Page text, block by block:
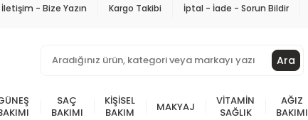
İletişim - Bize Yazın Kargo Takibi İptal - İade - Sorun Bildir
Ara
SAÇ
BAKIMI
KIŞISEL
BAKIM
MAKYAJ
VITAMIN
SAĞLIK
AĞIZ
BAKIMI